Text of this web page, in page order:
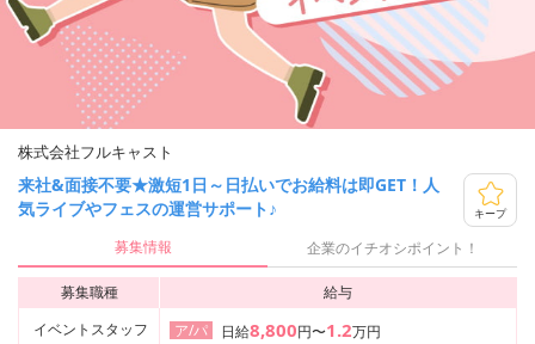
株式会社フルキャスト
来社&面接不要★激短1日～日払いでお給料は即GET！人
気ライブやフェスの運営サポート♪
キープ
募集情報 企業のイチオシポイント！
募集職種
給与
イベントスタッフ
ア/パ 日給8,800円〜1.2万円